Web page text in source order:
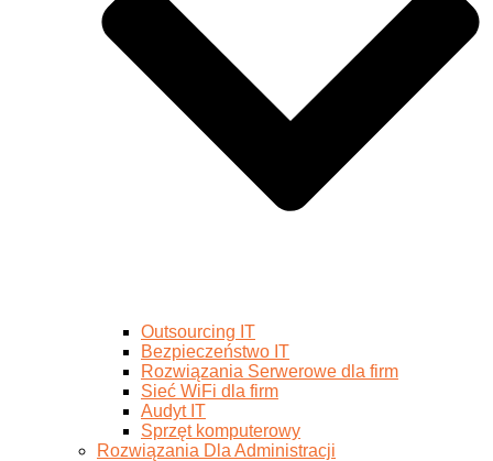
Outsourcing IT
Bezpieczeństwo IT
Rozwiązania Serwerowe dla firm
Sieć WiFi dla firm
Audyt IT
Sprzęt komputerowy
Rozwiązania Dla Administracji